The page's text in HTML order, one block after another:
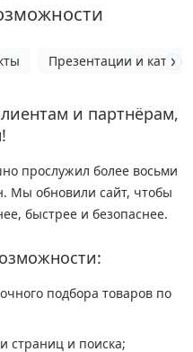
›
и инвентарь ›
Презентации и
и партнёрам,
прослужил более восьми
Мы обновили сайт, чтобы
быстрее и безопаснее.
подбора товаров по
страниц и поиска;